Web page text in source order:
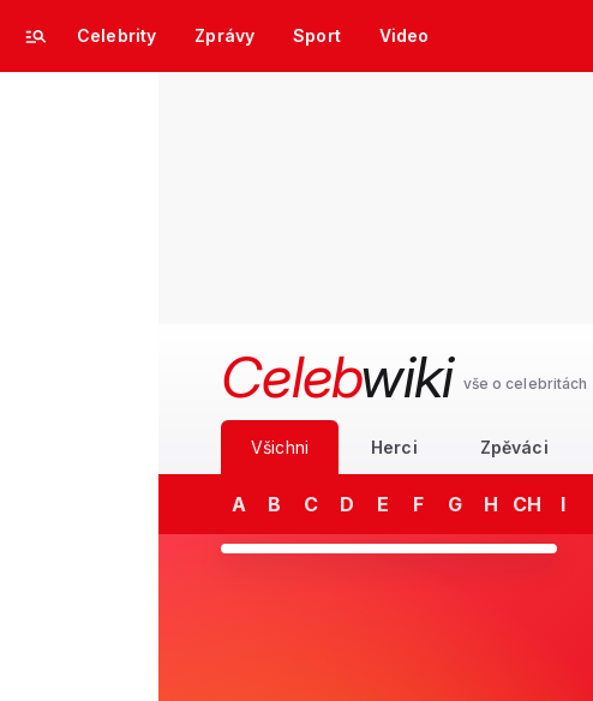
Celebrity Zprávy Sport Video
Celebwiki vše o celebritách
Všichni Herci Zpěváci
A B C D E F G H CH I